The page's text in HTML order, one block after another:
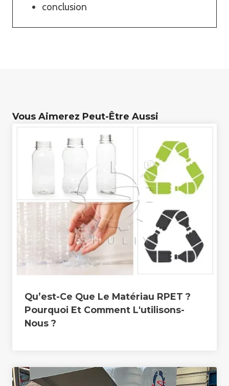
conclusion
Vous Aimerez Peut-Être Aussi
Qu’est-Ce Que Le Matériau RPET ?
Pourquoi Et Comment L'utilisons-
Nous ?